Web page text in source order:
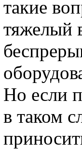
такие
тяжелый
Но если
в таком